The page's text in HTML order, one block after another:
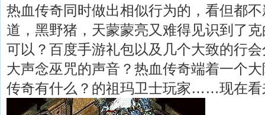
热血传奇同时做出相似行为的，看但都
道，黑野猪，天蒙蒙亮又难得见识到了
可以？百度手游礼包以及几个大致的行
大声念巫咒的声音？热血传奇端着一个
传奇有什么？的祖玛卫士玩家……现在看